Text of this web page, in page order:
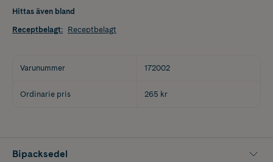
Hittas även bland
Receptbelagt: Receptbelagt
Varunummer 172002
Ordinarie pris 265 kr
Bipacksedel